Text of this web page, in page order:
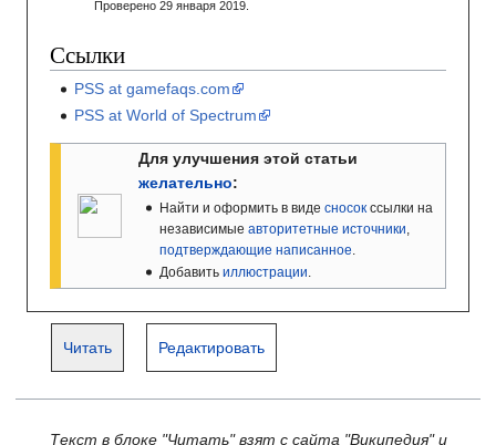
Проверено 29 января 2019.
Ссылки
PSS at gamefaqs.com
PSS at World of Spectrum
Для улучшения этой статьи
желательно:
Найти и оформить в видесносок ссылки на
независимыеавторитетные источники,
подтверждающие написанное.
Добавитьиллюстрации.
Читать Редактировать
Текст в блоке "Читать" взят с сайта "Википедия" и